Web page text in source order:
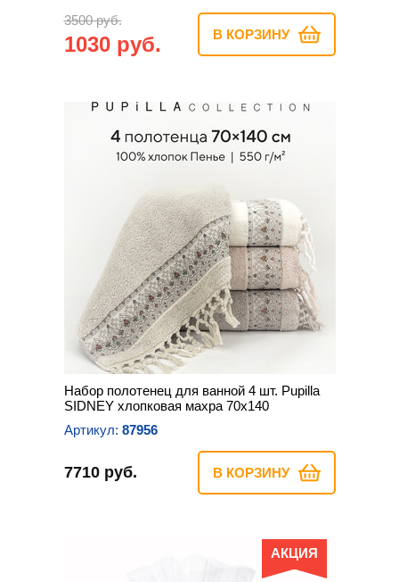
3500 руб.
1030 руб. В КОРЗИНУ
Набор полотенец для ванной 4 шт. Pupilla
SIDNEY хлопковая махра 70х140
Артикул: 87956
7710 руб. В КОРЗИНУ
АКЦИЯ